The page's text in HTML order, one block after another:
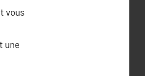
vous
une